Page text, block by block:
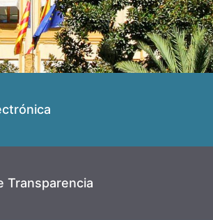
Transparencia